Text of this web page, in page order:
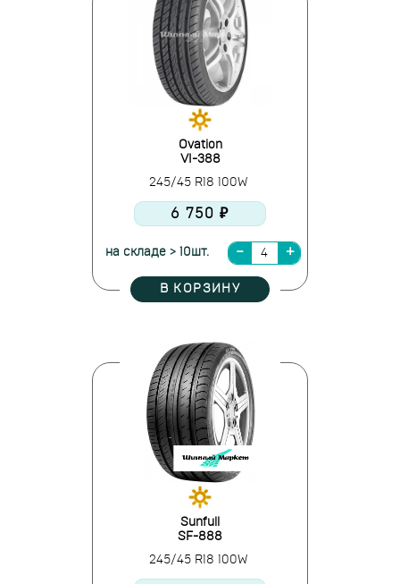
Ovation
VI-388
245/45 R18 100W
6 750 ₽
на складе > 10шт.
В КОРЗИНУ
Sunfull
SF-888
245/45 R18 100W